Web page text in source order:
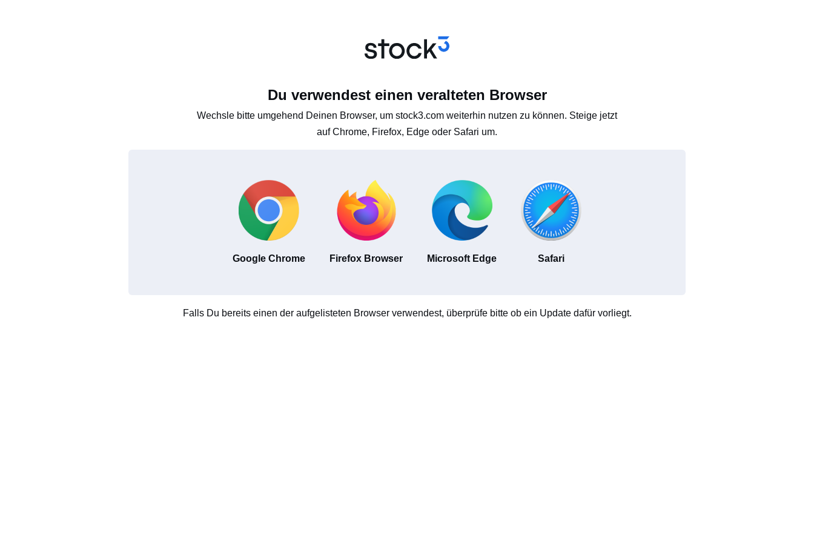
Du verwendest einen veralteten Browser
Wechsle bitte umgehend Deinen Browser, um stock3.com weiterhin nutzen zu können. Steige jetzt
auf Chrome, Firefox, Edge oder Safari um.
Google Chrome Firefox Browser Microsoft Edge Safari
Falls Du bereits einen der aufgelisteten Browser verwendest, überprüfe bitte ob ein Update dafür vorliegt.